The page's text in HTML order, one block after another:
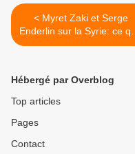
< Myret Zaki et Serge
Enderlin sur la Syrie: ce
vaut la thèse du complot
Hébergé par Overblog
Top articles
Pages
Contact